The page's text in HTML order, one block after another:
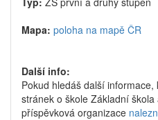
Mapa: poloha na mapě ČR
Další info:
Pokud hledáš další
stránek o škole Základní
příspěvková organizace